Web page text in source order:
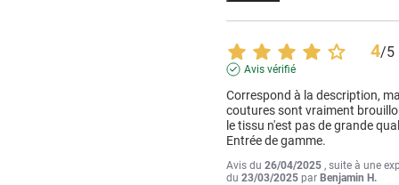
4/5
Avis vérifié
Correspond à la description,
coutures sont vraiment
le tissu n'est pas de grande
Entrée de gamme.
Avis du26/04/2025 , suite à une
du23/03/2025 par Benjamin H.